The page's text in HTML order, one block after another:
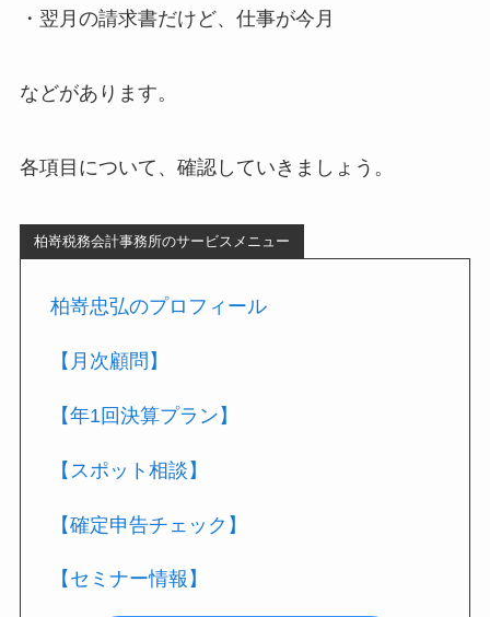
・翌月の請求書だけど、仕事が今月
などがあります。
各項目について、確認していきましょう。
柏嵜税務会計事務所のサービスメニュー
柏嵜忠弘のプロフィール
【月次顧問】
【年1回決算プラン】
【スポット相談】
【確定申告チェック】
【セミナー情報】